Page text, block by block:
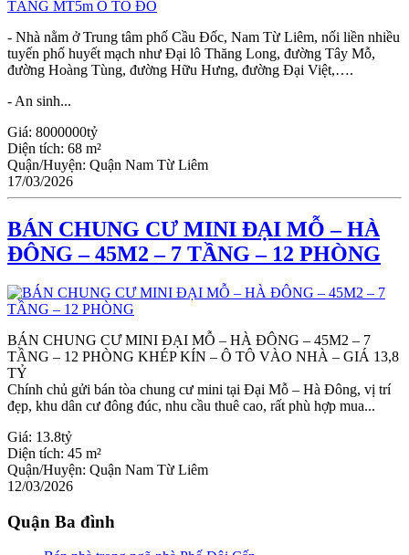
- Nhà nằm ở Trung tâm phố Cầu Đốc, Nam Từ Liêm, nối liền nhiều
tuyến phố huyết mạch như Đại lô Thăng Long, đường Tây Mỗ,
đường Hoàng Tùng, đường Hữu Hưng, đường Đại Việt,….
- An sinh...
Giá: 8000000tỷ
Diện tích: 68 m²
Quận/Huyện: Quận Nam Từ Liêm
17/03/2026
BÁN CHUNG CƯ MINI ĐẠI MỖ – HÀ
ĐÔNG – 45M2 – 7 TẦNG – 12 PHÒNG
BÁN CHUNG CƯ MINI ĐẠI MỖ – HÀ ĐÔNG – 45M2 – 7
TẦNG – 12 PHÒNG KHÉP KÍN – Ô TÔ VÀO NHÀ – GIÁ 13,8
TỶ
Chính chủ gửi bán tòa chung cư mini tại Đại Mỗ – Hà Đông, vị trí
đẹp, khu dân cư đông đúc, nhu cầu thuê cao, rất phù hợp mua...
Giá: 13.8tỷ
Diện tích: 45 m²
Quận/Huyện: Quận Nam Từ Liêm
12/03/2026
Quận Ba đình